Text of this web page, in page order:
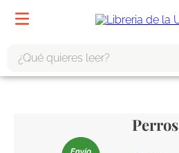
Perros
tote bag -